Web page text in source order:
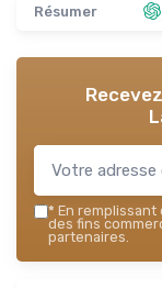
Résumer
* En remplissant
des fins
partenaires.